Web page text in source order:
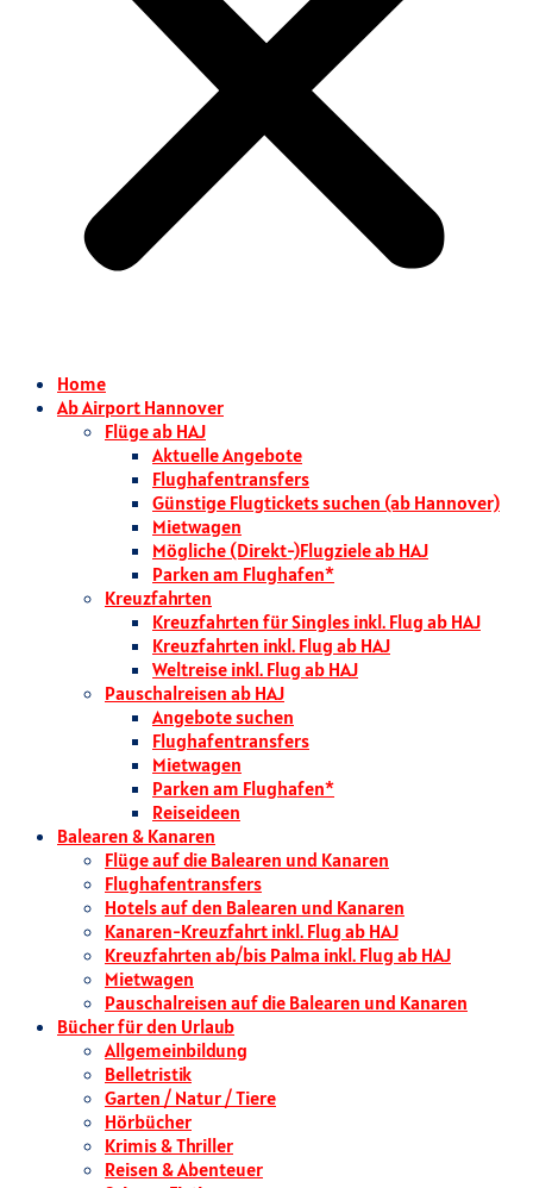
Home
Ab Airport Hannover
Flüge ab HAJ
Aktuelle Angebote
Flughafentransfers
Günstige Flugtickets suchen (ab Hannover)
Mietwagen
Mögliche (Direkt-)Flugziele ab HAJ
Parken am Flughafen*
Kreuzfahrten
Kreuzfahrten für Singles inkl. Flug ab HAJ
Kreuzfahrten inkl. Flug ab HAJ
Weltreise inkl. Flug ab HAJ
Pauschalreisen ab HAJ
Angebote suchen
Flughafentransfers
Mietwagen
Parken am Flughafen*
Reiseideen
Balearen & Kanaren
Flüge auf die Balearen und Kanaren
Flughafentransfers
Hotels auf den Balearen und Kanaren
Kanaren-Kreuzfahrt inkl. Flug ab HAJ
Kreuzfahrten ab/bis Palma inkl. Flug ab HAJ
Mietwagen
Pauschalreisen auf die Balearen und Kanaren
Bücher für den Urlaub
Allgemeinbildung
Belletristik
Garten / Natur / Tiere
Hörbücher
Krimis & Thriller
Reisen & Abenteuer